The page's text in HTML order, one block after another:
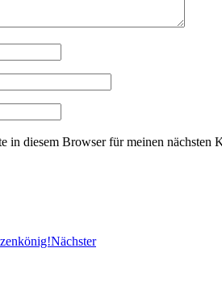
in diesem Browser für meinen nächsten
Nächster